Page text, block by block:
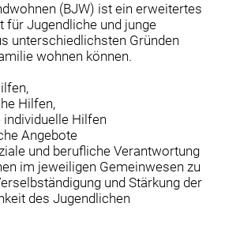
(BJW) ist ein erweitertes
für Jugendliche und junge
unterschiedlichsten Gründen
wohnen können.
Hilfen,
Hilfen
Angebote
und berufliche Verantwortung
im jeweiligen Gemeinwesen zu
und Stärkung der
des Jugendlichen